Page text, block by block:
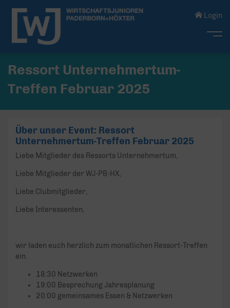
Login
Ressort Unternehmertum-
Treffen Februar 2025
Über unser Event: Ressort
Unternehmertum-Treffen Februar 2025
Liebe Mitglieder des Ressorts Unternehmertum,
Liebe Mitglieder der WJ-PB-HX,
Liebe Clubmitglieder,
Liebe Interessenten,
wir laden euch herzlich zum monatlichen Ressort-Treffen
ein.
18:30 Netzwerken
19:00 Besprechung Jahresplanung
20:00 gemeinsames Essen & Netzwerken